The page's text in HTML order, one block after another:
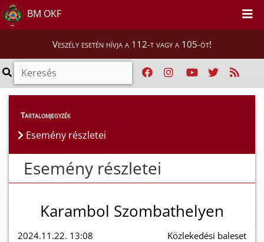
BM OKF
Veszély esetén hívja a 112-t vagy a 105-öt!
Esemény részletei
Tartalomjegyzék
Esemény részletei
Esemény részletei
Karambol Szombathelyen
2024.11.22. 13:08 Közlekedési baleset